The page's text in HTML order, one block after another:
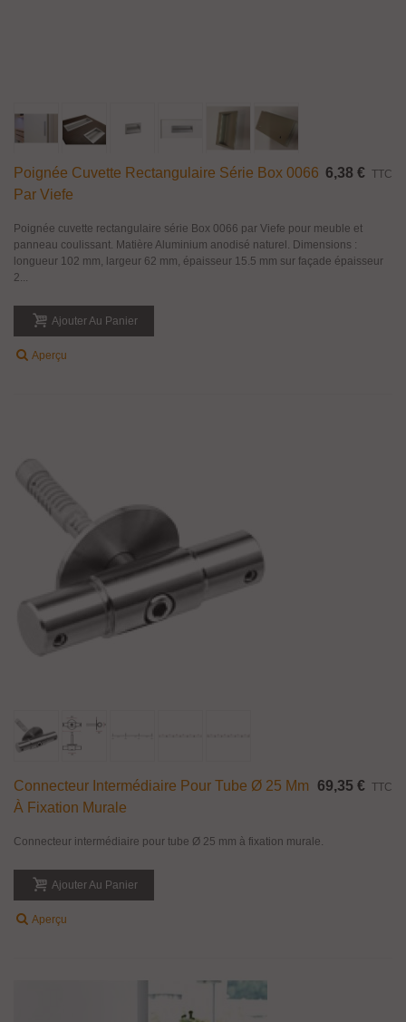
Poignée Cuvette Rectangulaire Série Box 0066
Par Viefe
6,38 € TTC
Poignée cuvette rectangulaire série Box 0066 par Viefe pour meuble et
panneau coulissant. Matière Aluminium anodisé naturel. Dimensions :
longueur 102 mm, largeur 62 mm, épaisseur 15.5 mm sur façade épaisseur
2...
Ajouter Au Panier
Aperçu
Connecteur Intermédiaire Pour Tube Ø 25 Mm
À Fixation Murale
69,35 € TTC
Connecteur intermédiaire pour tube Ø 25 mm à fixation murale.
Ajouter Au Panier
Aperçu